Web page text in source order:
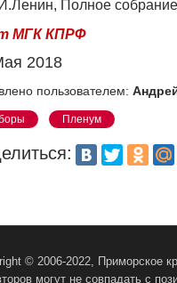
Полное собрание
МГК КПРФ
2018
пользователем:
Пленум
© 2006-2022, Приморское
могут не совпадать с